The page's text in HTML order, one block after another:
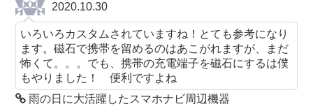
2020.10.30
いろいろカスタムされていますね！とても参考になり
ます。磁石で携帯を留めるのはあこがれますが、まだ
怖くて。。。でも、携帯の充電端子を磁石にするは僕
もやりました！ 便利ですよね
雨の日に大活躍したスマホナビ周辺機器